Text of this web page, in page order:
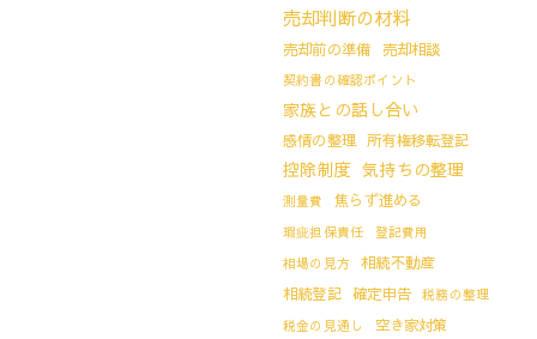
売却判断の材料
売却前の準備 売却相談
契約書の確認ポイント
家族との話し合い
感情の整理 所有権移転登記
控除制度 気持ちの整理
測量費 焦らず進める
瑕疵担保責任
登記費用
相場の見方
相続不動産
相続登記 確定申告
税務の整理
税金の見通し
空き家対策